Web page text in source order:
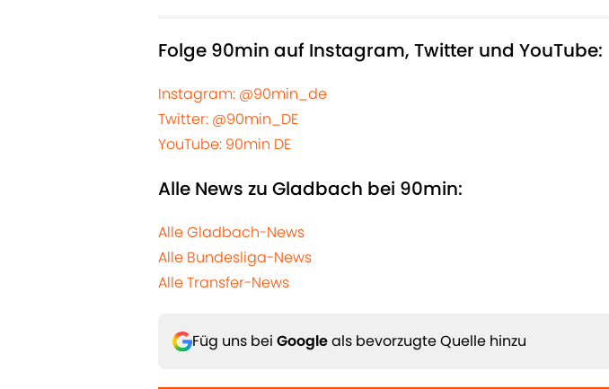
Folge 90min auf Instagram, Twitter und YouTube:
Instagram: @90min_de
Twitter: @90min_DE
YouTube: 90min DE
Alle News zu Gladbach bei 90min:
Alle Gladbach-News
Alle Bundesliga-News
Alle Transfer-News
Füg uns bei Googleals bevorzugte Quelle hinzu